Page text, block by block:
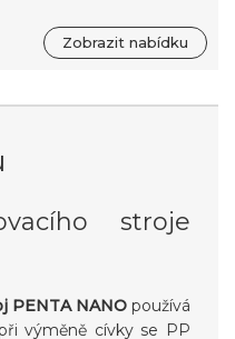
Zobrazit nabídku
stroje
PENTA NANO používá
výměně cívky se PP